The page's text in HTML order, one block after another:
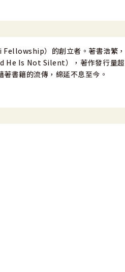
）的創立者。著書浩繁，
Is Not Silent），著作發行量超
書籍的流傳，綿延不息至今。